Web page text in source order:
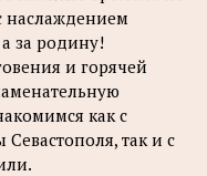
наслаждением
за родину!
и горячей
как с
так и с